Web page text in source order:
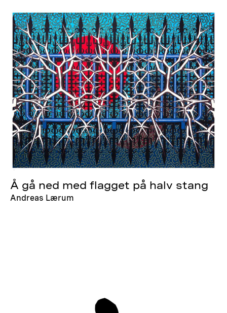
Å gå ned med flagget på halv stang
Andreas Lærum